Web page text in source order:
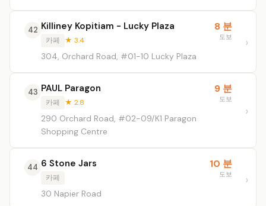
42 Killiney Kopitiam - Lucky Plaza
카페 ★ 3.4
304, Orchard Road, #01-10 Lucky Plaza
8 분
도보
43 PAUL Paragon
카페 ★ 2.8
290 Orchard Road, #02-09/K1 Paragon
Shopping Centre
9 분
도보
44 6 Stone Jars
카페
30 Napier Road
10 분
도보